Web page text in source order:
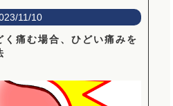
11/10
く痛む場合、ひどい痛みを